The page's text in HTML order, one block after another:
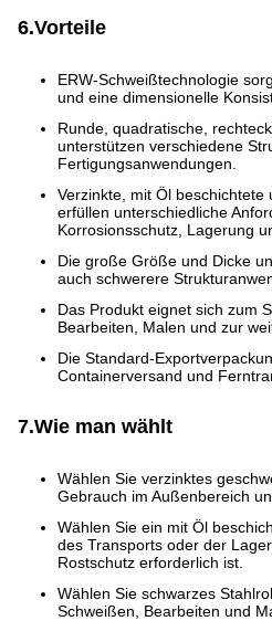
6.Vorteile
ERW-Schweißtechnologie
und eine dimensionelle
Runde, quadratische,
unterstützen verschiedene
Fertigungsanwendungen.
Verzinkte, mit Öl beschichtete
erfüllen unterschiedliche
Korrosionsschutz, Lagerung
Die große Größe und Dicke
auch schwerere
Das Produkt eignet sich zum
Bearbeiten, Malen und zur
Die Standard-
Containerversand und
7.Wie man wählt
Wählen Sie verzinktes
Gebrauch im Außenbereich
Wählen Sie ein mit Öl
des Transports oder der
Rostschutz erforderlich ist.
Wählen Sie schwarzes
Schweißen, Bearbeiten und